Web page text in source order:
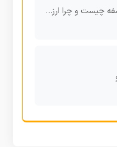
ارزش مطالعه و تحصیل دارد؟